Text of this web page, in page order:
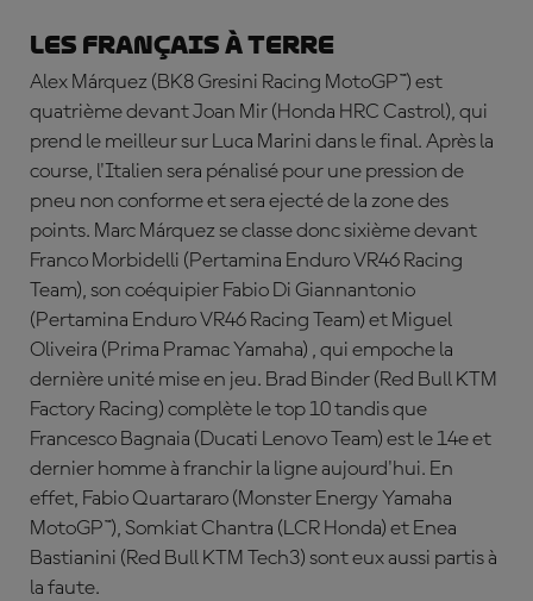
Les Français à terre
Alex Márquez (BK8 Gresini Racing MotoGP™) est
quatrième devant Joan Mir (Honda HRC Castrol), qui
prend le meilleur sur Luca Marini dans le final. Après la
course, l'Italien sera pénalisé pour une pression de
pneu non conforme et sera ejecté de la zone des
points. Marc Márquez se classe donc sixième devant
Franco Morbidelli (Pertamina Enduro VR46 Racing
Team), son coéquipier Fabio Di Giannantonio
(Pertamina Enduro VR46 Racing Team) et Miguel
Oliveira (Prima Pramac Yamaha) , qui empoche la
dernière unité mise en jeu. Brad Binder (Red Bull KTM
Factory Racing) complète le top 10 tandis que
Francesco Bagnaia (Ducati Lenovo Team) est le 14e et
dernier homme à franchir la ligne aujourd'hui. En
effet, Fabio Quartararo (Monster Energy Yamaha
MotoGP™), Somkiat Chantra (LCR Honda) et Enea
Bastianini (Red Bull KTM Tech3) sont eux aussi partis à
la faute.